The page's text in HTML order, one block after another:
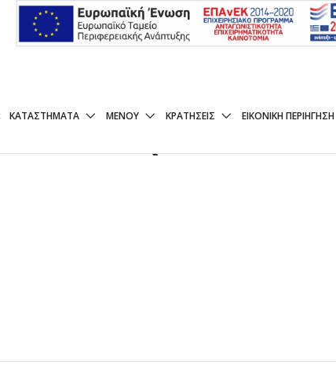
ΚΑΤΑΣΤΉΜΑΤΑ ΜΕΝΟΥ ΚΡΑΤΉΣΕΙΣ ΕΙΚΟΝΙΚΉ ΠΕΡΙΉΓΗΣΗ
(ΨΗΤΌ Ή